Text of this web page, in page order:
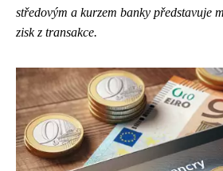
středovým a kurzem banky představuje
zisk z transakce.